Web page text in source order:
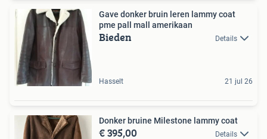
Gave donker bruin leren lammy coat
pme pall mall amerikaan
Bieden Details
Hasselt 21 jul 26
Donker bruine Milestone lammy coat
€ 395,00 Details